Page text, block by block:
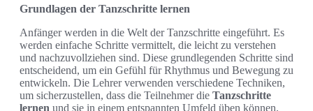
Grundlagen der Tanzschritte lernen
Anfänger werden in die Welt der Tanzschritte eingeführt. Es
werden einfache Schritte vermittelt, die leicht zu verstehen
und nachzuvollziehen sind. Diese grundlegenden Schritte sind
entscheidend, um ein Gefühl für Rhythmus und Bewegung zu
entwickeln. Die Lehrer verwenden verschiedene Techniken,
um sicherzustellen, dass die Teilnehmer die Tanzschritte
lernen und sie in einem entspannten Umfeld üben können.